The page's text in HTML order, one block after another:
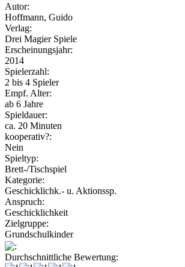
Autor:
Hoffmann, Guido
Verlag:
Drei Magier Spiele
Erscheinungsjahr:
2014
Spielerzahl:
2 bis 4 Spieler
Empf. Alter:
ab 6 Jahre
Spieldauer:
ca. 20 Minuten
kooperativ?:
Nein
Spieltyp:
Brett-/Tischspiel
Kategorie:
Geschicklichk.- u. Aktionssp.
Anspruch:
Geschicklichkeit
Zielgruppe:
Grundschulkinder
:
Durchschnittliche Bewertung: